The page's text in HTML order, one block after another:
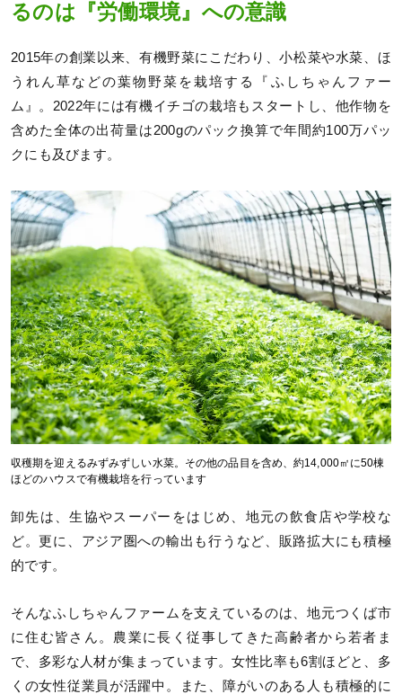
るのは『労働環境』への意識
2015年の創業以来、有機野菜にこだわり、小松菜や水菜、ほ
うれん草などの葉物野菜を栽培する『ふしちゃんファー
ム』。2022年には有機イチゴの栽培もスタートし、他作物を
含めた全体の出荷量は200gのパック換算で年間約100万パッ
クにも及びます。
収穫期を迎えるみずみずしい水菜。その他の品目を含め、約14,000㎡に50棟
ほどのハウスで有機栽培を行っています
卸先は、生協やスーパーをはじめ、地元の飲食店や学校な
ど。更に、アジア圏への輸出も行うなど、販路拡大にも積極
的です。
そんなふしちゃんファームを支えているのは、地元つくば市
に住む皆さん。農業に長く従事してきた高齢者から若者ま
で、多彩な人材が集まっています。女性比率も6割ほどと、多
くの女性従業員が活躍中。また、障がいのある人も積極的に